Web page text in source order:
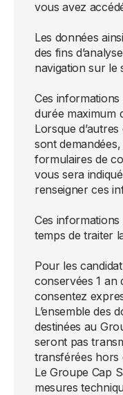
vous avez
Les données
des fins
navigation sur le
Ces
durée maximum
Lorsque
sont
formulaires de
vous sera
renseigner ces
Ces
temps de traiter
Pour les
conservées 1 an
consentez
L’ensemble des
destinées au
seront pas
transférées hors
Le Groupe Cap
mesures